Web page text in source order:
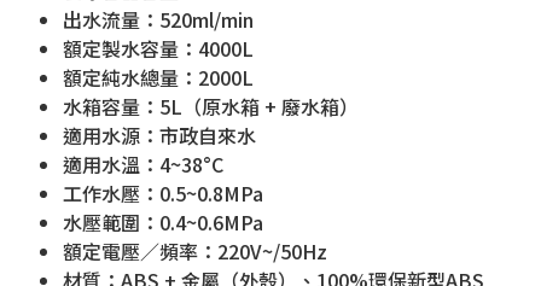
出水流量：520ml/min
額定製水容量：4000L
額定純水總量：2000L
水箱容量：5L（原水箱 + 廢水箱）
適用水源：市政自來水
適用水溫：4~38°C
工作水壓：0.5~0.8MPa
水壓範圍：0.4~0.6MPa
額定電壓／頻率：220V~/50Hz
材質：ABS + 金屬（外殼）、100%環保新型ABS